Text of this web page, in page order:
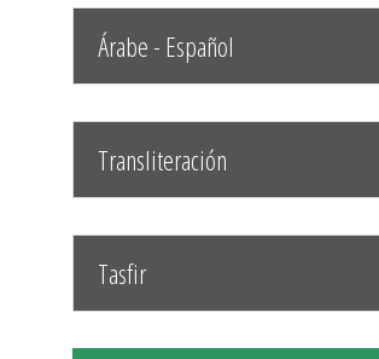
Árabe - Español
Transliteración
Tasfir